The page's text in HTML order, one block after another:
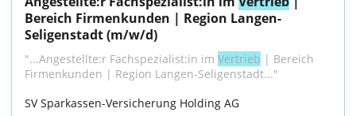
Bereich Firmenkunden | Region Langen-
Seligenstadt (m/w/d)
"...Angestellte:r Fachspezialist:in im Vertrieb | Bereich
Firmenkunden | Region Langen-Seligenstadt..."
SV Sparkassen-Versicherung Holding AG